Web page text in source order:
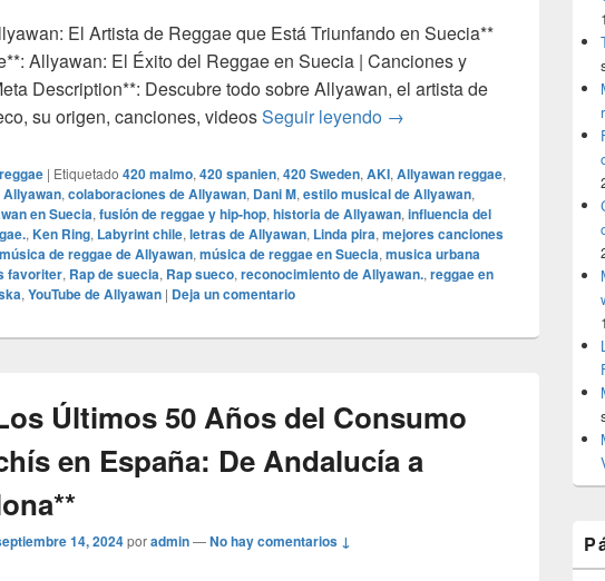
El Artista de Reggae que Está Triunfando en Suecia**
Allyawan: El Éxito del Reggae en Suecia | Canciones y
Description**: Descubre todo sobre Allyawan, el artista de
su origen, canciones, videosSeguir leyendo ### **Allyawan: El Artista
→
reggae | Etiquetado 420 malmo, 420 spanien, 420 Sweden, AKI, Allyawan reggae,
, colaboraciones de Allyawan, Dani M, estilo musical de Allyawan,
en Suecia, fusión de reggae y hip-hop, historia de Allyawan, influencia del
, Ken Ring, Labyrint chile, letras de Allyawan, Linda pira, mejores canciones
música de reggae de Allyawan, música de reggae en Suecia, musica urbana
favoriter, Rap de suecia, Rap sueco, reconocimiento de Allyawan., reggae en
, YouTube de Allyawan | Deja un comentario
Últimos 50 Años del Consumo
en España: De Andalucía a
14, 2024poradmin—No hay comentarios ↓